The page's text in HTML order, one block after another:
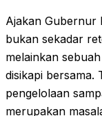
Ajakan Gubernur
bukan sekadar
melainkan
disikapi bersama.
pengelolaan
merupakan